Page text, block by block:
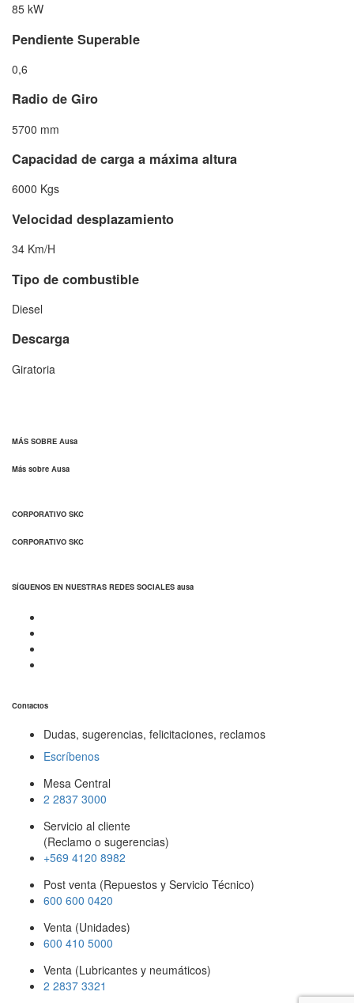
85 kW
Pendiente Superable
0,6
Radio de Giro
5700 mm
Capacidad de carga a máxima altura
6000 Kgs
Velocidad desplazamiento
34 Km/H
Tipo de combustible
Diesel
Descarga
Giratoria
MÁS SOBRE Ausa
Más sobre Ausa
CORPORATIVO SKC
CORPORATIVO SKC
SÍGUENOS EN NUESTRAS REDES SOCIALES ausa
Contactos
Dudas, sugerencias, felicitaciones, reclamos
Escríbenos
Mesa Central
2 2837 3000
Servicio al cliente
(Reclamo o sugerencias)
+569 4120 8982
Post venta (Repuestos y Servicio Técnico)
600 600 0420
Venta (Unidades)
600 410 5000
Venta (Lubricantes y neumáticos)
2 2837 3321